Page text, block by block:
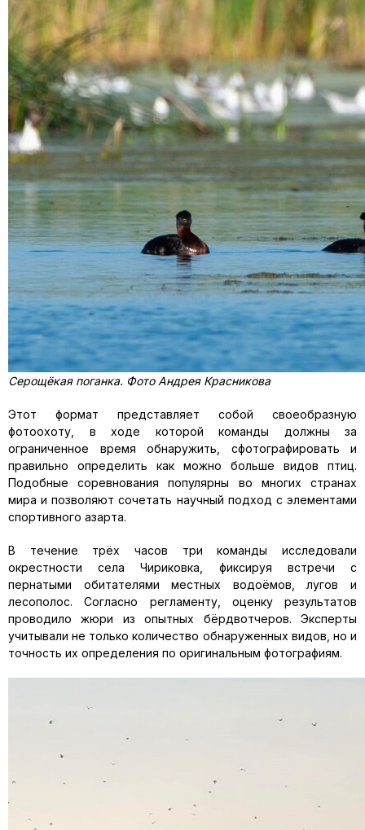
Серощёкая поганка. Фото Андрея Красникова
Этот формат представляет собой своеобразную
фотоохоту, в ходе которой команды должны за
ограниченное время обнаружить, сфотографировать и
правильно определить как можно больше видов птиц.
Подобные соревнования популярны во многих странах
мира и позволяют сочетать научный подход с элементами
спортивного азарта.
В течение трёх часов три команды исследовали
окрестности села Чириковка, фиксируя встречи с
пернатыми обитателями местных водоёмов, лугов и
лесополос. Согласно регламенту, оценку результатов
проводило жюри из опытных бёрдвотчеров. Эксперты
учитывали не только количество обнаруженных видов, но и
точность их определения по оригинальным фотографиям.